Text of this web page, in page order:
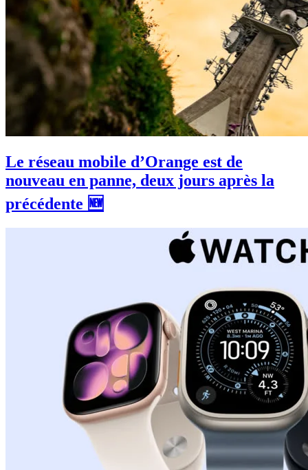
Le réseau mobile d’Orange est de
nouveau en panne, deux jours après la
précédente 🆕